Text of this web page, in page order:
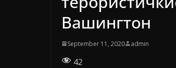
Вашингтон
September 11, 2020 admin
42